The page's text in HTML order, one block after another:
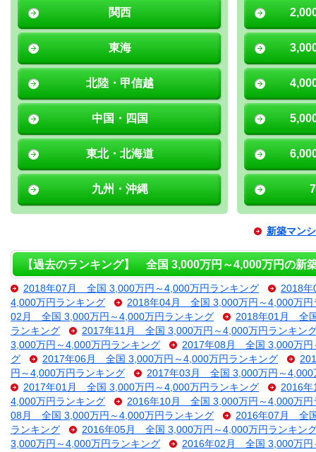
関西
東海
北陸・甲信越
中国・四国
東北・北海道
九州・沖縄
新築マン
【過去のランキング】 全国 3,000万円～4,000万円の新
2018年07月 全国 3,000万円～4,000万円ランキング
2018
4,000万円ランキング
2018年04月 全国 3,000万円～4,000万円
02月 全国 3,000万円～4,000万円ランキング
2018年01月 全
ランキング
2017年11月 全国 3,000万円～4,000万円ランキン
3,000万円～4,000万円ランキング
2017年08月 全国 3,000万円
グ
2017年06月 全国 3,000万円～4,000万円ランキング
円～4,000万円ランキング
2017年03月 全国 3,000万円～4,000
2017年01月 全国 3,000万円～4,000万円ランキング
2016
4,000万円ランキング
2016年10月 全国 3,000万円～4,000万円
08月 全国 3,000万円～4,000万円ランキング
2016年07月 全
ランキング
2016年05月 全国 3,000万円～4,000万円ランキン
3,000万円～4,000万円ランキング
2016年02月 全国 3,000万円